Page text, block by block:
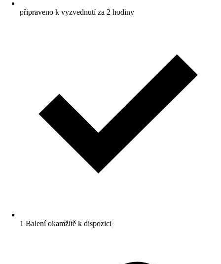
připraveno k vyzvednutí za 2 hodiny
1 Balení okamžitě k dispozici